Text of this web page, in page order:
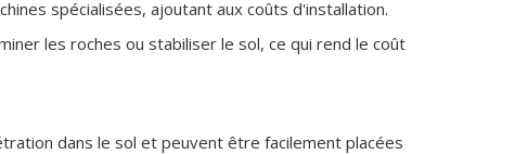
spécialisées, ajoutant aux coûts d'installation.
les roches ou stabiliser le sol, ce qui rend le coût
dans le sol et peuvent être facilement placées